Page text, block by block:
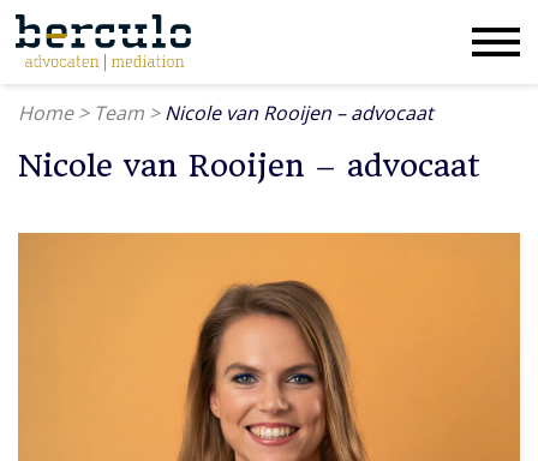
Home> Team >Nicole van Rooijen – advocaat
Nicole van Rooijen – advocaat